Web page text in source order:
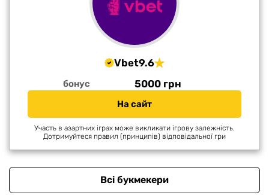
Vbet9.6
бонус 5000 грн
На сайт
Участь в азартних іграх може викликати ігрову залежність.
Дотримуйтеся правил (принципів) відповідальної гри
Всі букмекери